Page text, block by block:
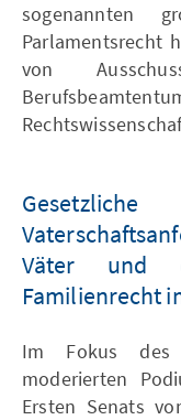
sogenannten
Parlamentsrecht
von
Väter und
Familienrecht
Im Fokus des
moderierten
Ersten Senats